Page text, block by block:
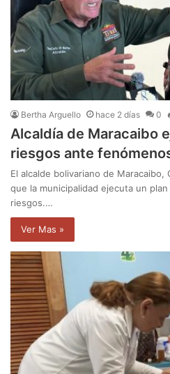
Bertha Arguello hace 2 días 0
Alcaldía de Maracaibo
riesgos ante
El alcalde bolivariano de
que la municipalidad ejecuta un
riesgos.…
Ver Mas »